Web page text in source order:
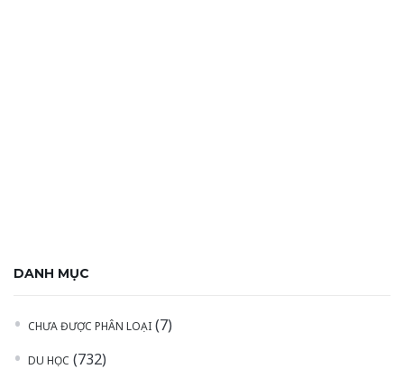
DANH MỤC
CHƯA ĐƯỢC PHÂN LOẠI (7)
DU HỌC (732)